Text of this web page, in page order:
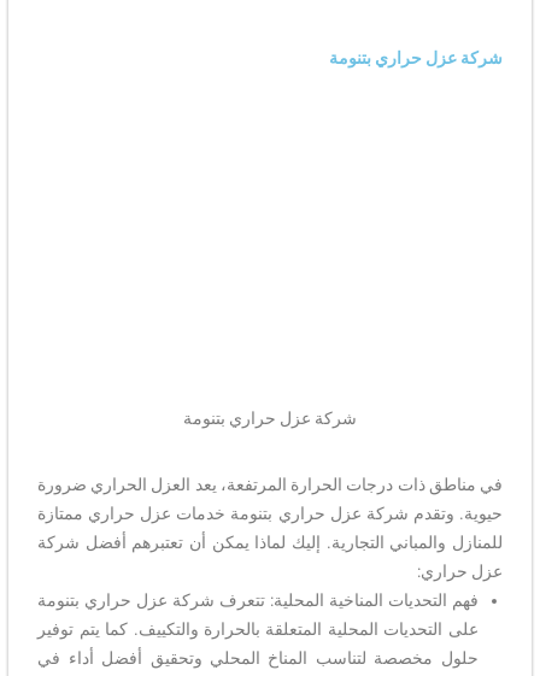
شركة عزل حراري بتنومة
شركة عزل حراري بتنومة
في مناطق ذات درجات الحرارة المرتفعة، يعد العزل الحراري ضرورة
حيوية. وتقدم شركة عزل حراري بتنومة خدمات عزل حراري ممتازة
للمنازل والمباني التجارية. إليك لماذا يمكن أن تعتبرهم أفضل شركة
عزل حراري:
فهم التحديات المناخية المحلية: تتعرف شركة عزل حراري بتنومة
على التحديات المحلية المتعلقة بالحرارة والتكييف. كما يتم توفير
حلول مخصصة لتناسب المناخ المحلي وتحقيق أفضل أداء في